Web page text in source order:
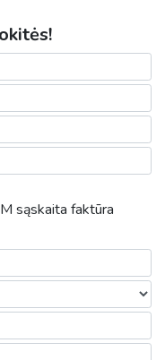
sąskaita faktūra